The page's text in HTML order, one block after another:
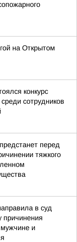
на Открытом
конкурс
сотрудников
перед
тяжкого
в суд
причинения
мужчине и